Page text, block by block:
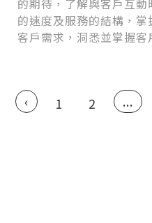
的期待，了解與客戶互
的速度及服務的結構，
客戶需求，洞悉並掌握
‹ 1 2 ...